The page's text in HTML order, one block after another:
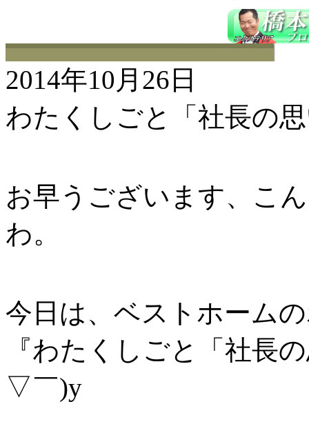
2014年10月26日
わたくしごと「社長の
お早うございます、こ
わ。
今日は、ベストホーム
『わたくしごと「社長
▽￣)y